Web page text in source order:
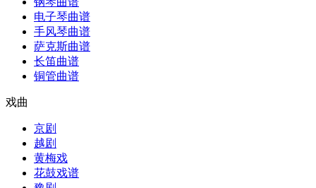
电子琴曲谱
手风琴曲谱
萨克斯曲谱
长笛曲谱
铜管曲谱
戏曲
京剧
越剧
黄梅戏
花鼓戏谱